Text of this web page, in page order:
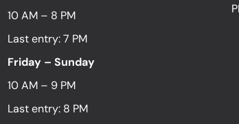
10 AM – 8 PM
Last entry: 7 PM
Friday – Sunday
10 AM – 9 PM
Last entry: 8 PM